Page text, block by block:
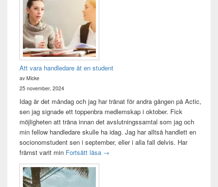
Att vara handledare åt en student
av Micke
25 november, 2024
Idag är det måndag och jag har tränat för andra gången på Actic,
sen jag signade ett toppenbra medlemskap i oktober. Fick
möjligheten att träna innan det avslutningssamtal som jag och
min fellow handledare skulle ha idag. Jag har alltså handlett en
socionomstudent sen i september, eller i alla fall delvis. Har
främst varit min Fortsätt läsa Att vara handledare åt en student
→